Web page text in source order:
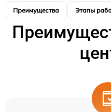
Преимущества Этапы